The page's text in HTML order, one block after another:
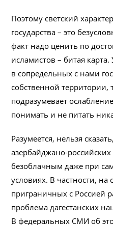
Поэтому светский
государства – это
факт надо ценить по
исламистов – битая
в сопредельных с нами
собственной территории,
подразумевает
понимать и не питать
Разумеется, нельзя
азербайджано-
безоблачным даже при
условиях. В частности, на
приграничных с Россией
проблема дагестанских
В федеральных СМИ об